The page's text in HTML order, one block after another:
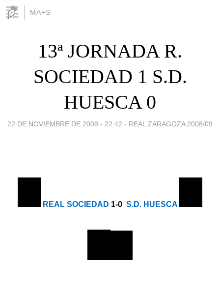
MA+S
13ª JORNADA R.
SOCIEDAD 1 S.D.
HUESCA 0
22 DE NOVIEMBRE DE 2008 - 22:42 - REAL ZARAGOZA 2008/09
REAL SOCIEDAD 1-0 S.D. HUESCA